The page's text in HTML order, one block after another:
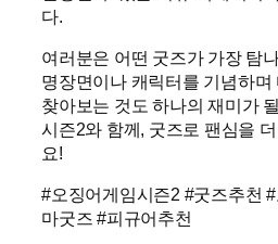
다.
여러분은 어떤 굿즈가 가장 탐
명장면이나 캐릭터를 기념하
찾아보는 것도 하나의 재미가
시즌2와 함께, 굿즈로 팬심을
요!
#오징어게임시즌2 #굿즈추천
마굿즈 #피규어추천